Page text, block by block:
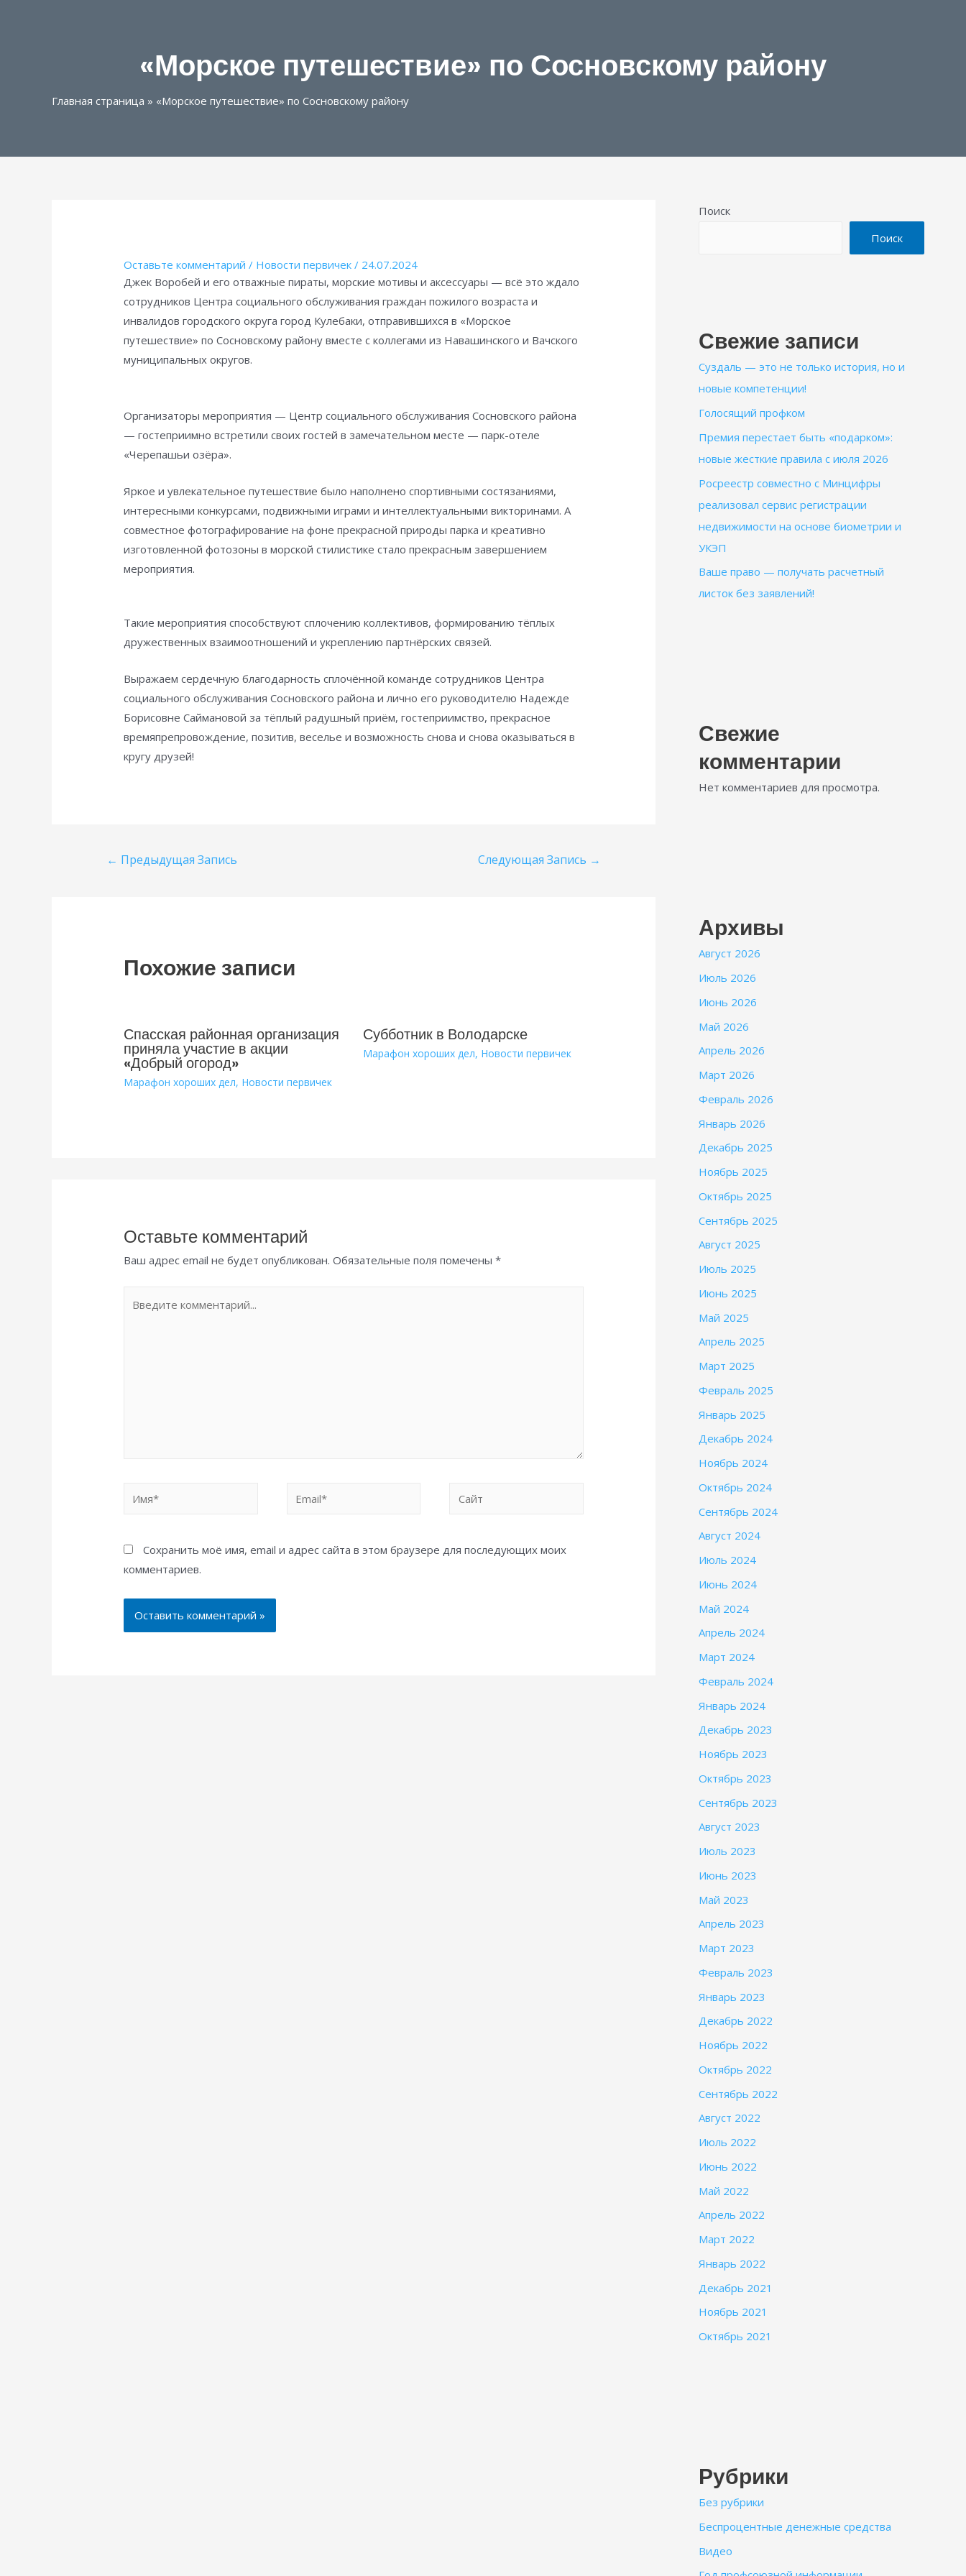
«Морское путешествие» по Сосновскому району
Главная страница » «Морское путешествие» по Сосновскому району
Оставьте комментарий / Новости первичек / 24.07.2024
Джек Воробей и его отважные пираты, морские мотивы и аксессуары — всё это ждало
сотрудников Центра социального обслуживания граждан пожилого возраста и
инвалидов городского округа город Кулебаки, отправившихся в «Морское
путешествие» по Сосновскому району вместе с коллегами из Навашинского и Вачского
муниципальных округов.
Организаторы мероприятия — Центр социального обслуживания Сосновского района
— гостеприимно встретили своих гостей в замечательном месте — парк-отеле
«Черепашьи озёра».
Яркое и увлекательное путешествие было наполнено спортивными состязаниями,
интересными конкурсами, подвижными играми и интеллектуальными викторинами. А
совместное фотографирование на фоне прекрасной природы парка и креативно
изготовленной фотозоны в морской стилистике стало прекрасным завершением
мероприятия.
Такие мероприятия способствуют сплочению коллективов, формированию тёплых
дружественных взаимоотношений и укреплению партнёрских связей.
Выражаем сердечную благодарность сплочённой команде сотрудников Центра
социального обслуживания Сосновского района и лично его руководителю Надежде
Борисовне Саймановой за тёплый радушный приём, гостеприимство, прекрасное
времяпрепровождение, позитив, веселье и возможность снова и снова оказываться в
кругу друзей!
Навигация
← Предыдущая Запись Следующая Запись →
Похожие записи
Спасская районная организация
приняла участие в акции
«Добрый огород»
Марафон хороших дел, Новости первичек
Субботник в Володарске
Марафон хороших дел, Новости первичек
Оставьте комментарий
Ваш адрес email не будет опубликован. Обязательные поля помечены*
комментарий...
Сохранить моё имя, email и адрес сайта в этом браузере для последующих моих
комментариев.
Поиск
Поиск
Свежие записи
Суздаль — это не только история, но и
новые компетенции!
Голосящий профком
Премия перестает быть «подарком»:
новые жесткие правила с июля 2026
Росреестр совместно с Минцифры
реализовал сервис регистрации
недвижимости на основе биометрии и
УКЭП
Ваше право — получать расчетный
листок без заявлений!
Свежие
комментарии
Нет комментариев для просмотра.
Архивы
Август 2026
Июль 2026
Июнь 2026
Май 2026
Апрель 2026
Март 2026
Февраль 2026
Январь 2026
Декабрь 2025
Ноябрь 2025
Октябрь 2025
Сентябрь 2025
Август 2025
Июль 2025
Июнь 2025
Май 2025
Апрель 2025
Март 2025
Февраль 2025
Январь 2025
Декабрь 2024
Ноябрь 2024
Октябрь 2024
Сентябрь 2024
Август 2024
Июль 2024
Июнь 2024
Май 2024
Апрель 2024
Март 2024
Февраль 2024
Январь 2024
Декабрь 2023
Ноябрь 2023
Октябрь 2023
Сентябрь 2023
Август 2023
Июль 2023
Июнь 2023
Май 2023
Апрель 2023
Март 2023
Февраль 2023
Январь 2023
Декабрь 2022
Ноябрь 2022
Октябрь 2022
Сентябрь 2022
Август 2022
Июль 2022
Июнь 2022
Май 2022
Апрель 2022
Март 2022
Январь 2022
Декабрь 2021
Ноябрь 2021
Октябрь 2021
Рубрики
Без рубрики
Беспроцентные денежные средства
Видео